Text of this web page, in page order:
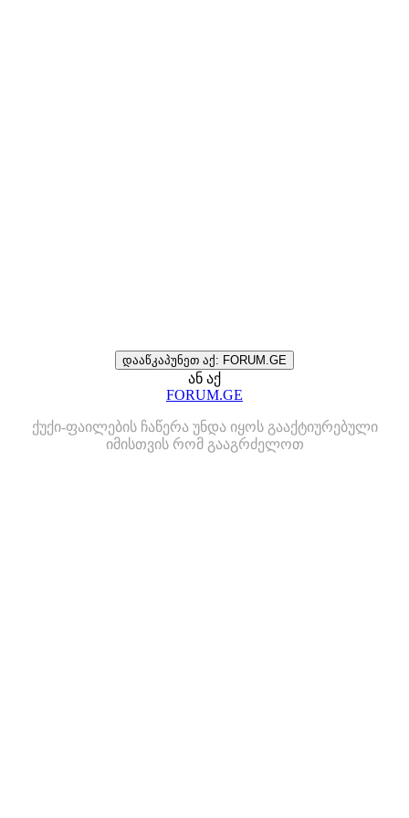
დააწკაპუნეთ აქ: FORUM.GE
ან აქ
FORUM.GE
ქუქი-ფაილების ჩაწერა უნდა იყოს გააქტიურებული
იმისთვის რომ გააგრძელოთ